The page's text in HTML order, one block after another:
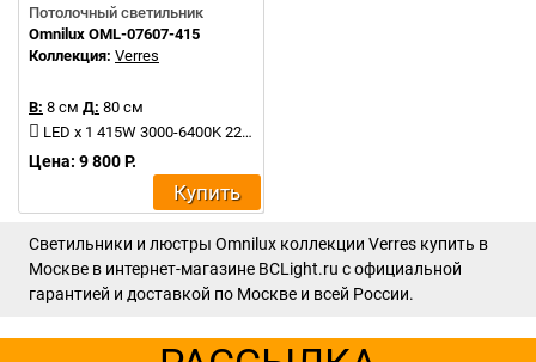
Потолочный светильник
Omnilux OML-07607-415
Коллекция: Verres
В: 8 см Д: 80 см
LED x 1 415W 3000-6400K 22825Lm
Цена: 9 800 Р.
Купить
Светильники и люстры Omnilux коллекции Verres купить в
Москве в интернет-магазине BCLight.ru с официальной
гарантией и доставкой по Москве и всей России.